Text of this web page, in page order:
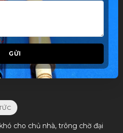
GỬI
cho chủ nhà, trông chờ đại